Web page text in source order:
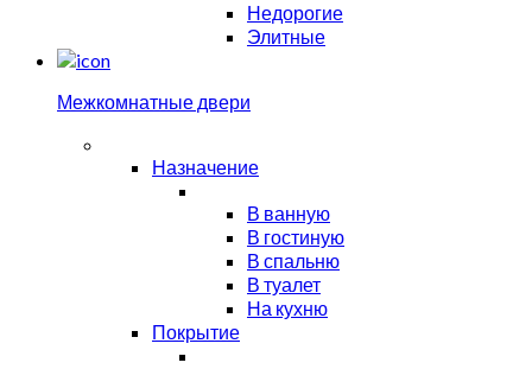
Недорогие
Элитные
Межкомнатные двери
Назначение
В ванную
В гостиную
В спальню
В туалет
На кухню
Покрытие